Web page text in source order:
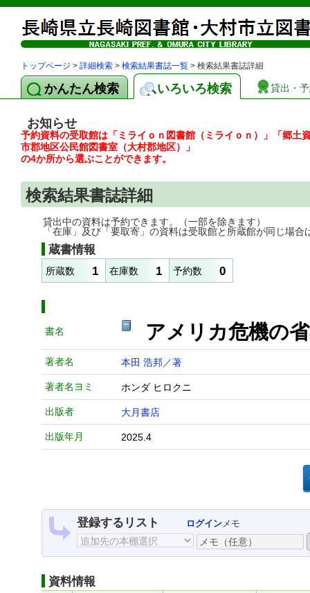
トップページ > 詳細検索 > 検索結果書誌一覧 > 検索結果書誌詳細
かんたん検索 いろいろ検索 貸出・
お知らせ
予約資料の受取館は「ミライｏｎ図書館（ミライｏｎ）」「郷
市郡地区公民館図書室（大村郡地区）」
の4か所から選ぶことができます。
検索結果書誌詳細
貸出中の資料は予約できます。（一部を除きます）
「在庫」及び「要取寄」の資料は受取館と所蔵館が同じ場合
蔵書情報
所蔵数 1 在庫数 1 予約数 0
書名 アメリカ危機の
著者名 本田 浩邦／著
著者名ヨミ ホンダ ヒロクニ
出版者 大月書店
出版年月 2025.4
登録するリスト ログインメモ
資料情報